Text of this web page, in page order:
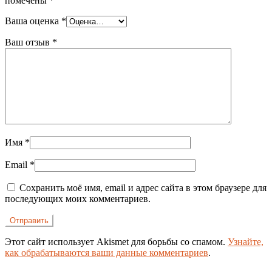
Ваша оценка *
Ваш отзыв *
Имя *
Email *
Сохранить моё имя, email и адрес сайта в этом браузере для
последующих моих комментариев.
Этот сайт использует Akismet для борьбы со спамом. Узнайте,
как обрабатываются ваши данные комментариев.